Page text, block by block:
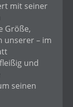
mit seiner
Größe,
unserer – im
und
seinen